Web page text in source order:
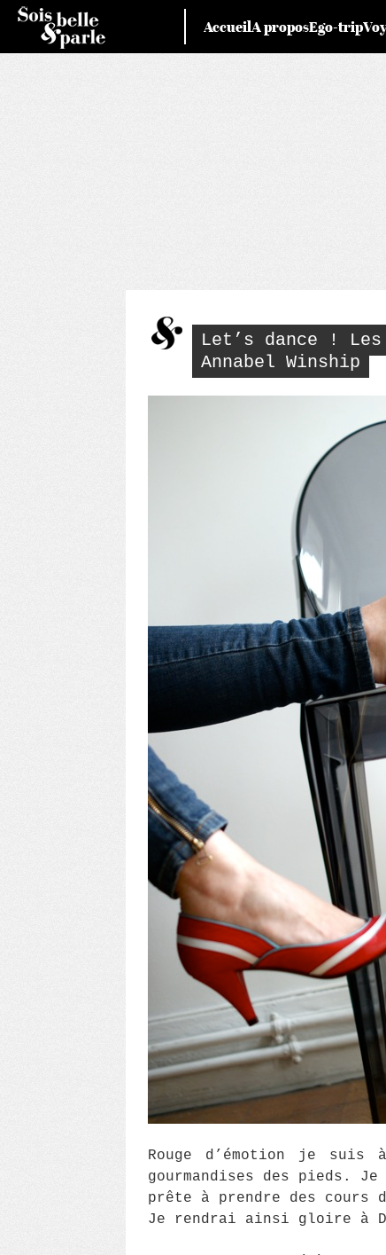
Skip
content
AccueilA proposEgo-trip
Let’s dance !
Annabel Winship
Rouge d’émotion je suis
gourmandises des pieds.
prête à prendre des cours
Je rendrai ainsi gloire à